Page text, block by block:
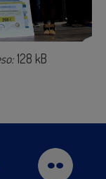
128 kB